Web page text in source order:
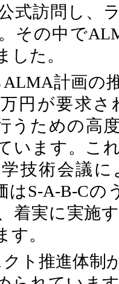
式訪問し、
その中で
した。
計画の
万円が要求
うための高
います。こ
技術会議
はS-A-B-Cの
着実に実施
。
ト推進体制